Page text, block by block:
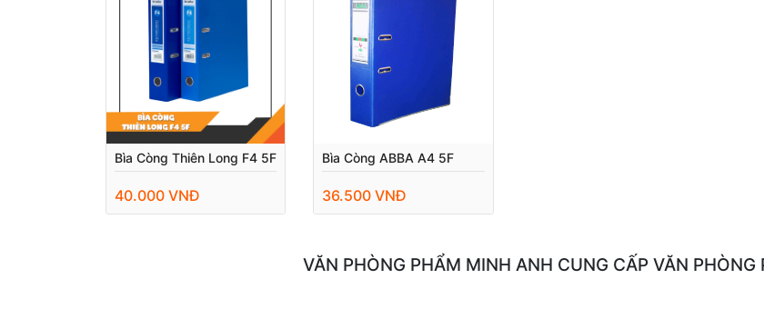
Bìa Còng Thiên Long F4 5F
40.000 VNĐ
Bìa Còng ABBA A4 5F
36.500 VNĐ
VĂN PHÒNG PHẨM MINH ANH CUNG CẤP VĂN PHÒNG